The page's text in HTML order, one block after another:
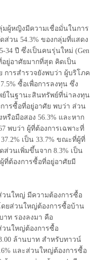
ผู้หญิงมีความเชื่อมั่นในการ
ส่วน 54.3% ของกลุ่มที่แสดง
34 ปี ซึ่งเป็นคนรุ่นใหม่ (Gen
อยู่อาศัยมากที่สุด คิดเป็น
การสำรวจยังพบว่า ผู้บริโภค
ซื้อเพื่อการลงทุน ซึ่ง
ย์ในฐานะสินทรัพย์ที่น่าลงทุน
ารซื้อที่อยู่อาศัย พบว่า ส่วน
รือมือสอง 56.3% และหาก
พบว่า ผู้ที่ต้องการเฉพาะที่
เป็น 33.7% ขณะที่ผู้ที่
ส่วนเพิ่มขึ้นจาก 8.3% เป็น
ที่ต้องการซื้อที่อยู่อาศัยมี
นใหญ่ มีความต้องการซื้อ
ดยส่วนใหญ่ต้องการซื้อบ้าน
าท รองลงมา คือ
วนใหญ่ต้องการซื้อ
ล้านบาท สำหรับทาวน์
และส่วนใหญ่ต้องการซื้อ